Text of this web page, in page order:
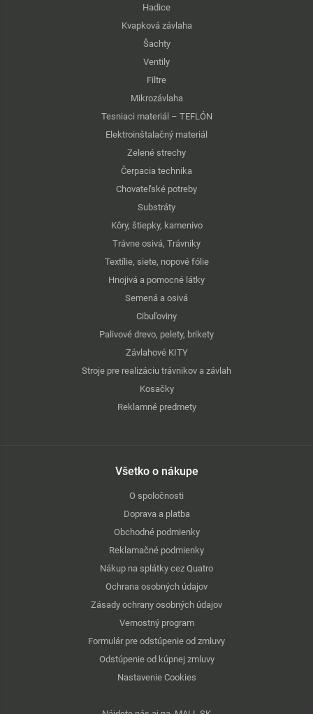
Hadice
Kvapková závlaha
Šachty
Ventily
Filtre
Mikrozávlaha
Tesniaci materiál – TEFLÓN
Elektroinštalačný materiál
Zelené strechy
Čerpacia technika
Chovateľské potreby
Substráty
Kôry, štiepky, kamenivo
Trávne osivá, Trávniky
Textílie, siete, nopové fólie
Hnojivá a pomocné látky
Semená a osivá
Cibuľoviny
Palivové drevo, pelety, brikety
Závlahové KITY
Stroje pre realizáciu trávnikov a závlah
Kosačky
Reklamné predmety
Všetko o nákupe
O spoločnosti
Doprava a platba
Obchodné podmienky
Reklamačné podmienky
Nákup na splátky cez Quatro
Ochrana osobných údajov
Zásady ochrany osobných údajov
Vernostný program
Formulár pre odstúpenie od zmluvy
Odstúpenie od kúpnej zmluvy
Nastavenie Cookies